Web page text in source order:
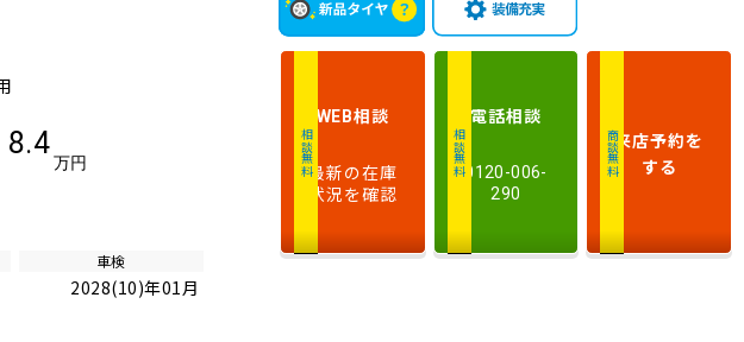
8.4
万円
車検
2028(10)年01月
相談無料
WEB相談
最新の在庫
状況を確認
相談無料
電話相談
0120-006-
290
商談無料来店予約を
する